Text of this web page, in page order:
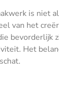
is niet
van het
bevorderlijk
Het